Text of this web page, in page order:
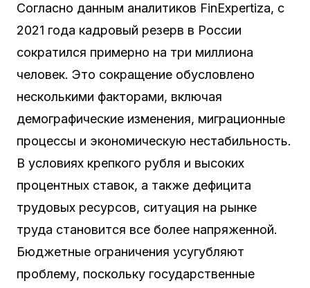
Согласно данным аналитиков FinExpertiza, с
2021 года кадровый резерв в России
сократился примерно на три миллиона
человек. Это сокращение обусловлено
несколькими факторами, включая
демографические изменения, миграционные
процессы и экономическую нестабильность.
В условиях крепкого рубля и высоких
процентных ставок, а также дефицита
трудовых ресурсов, ситуация на рынке
труда становится все более напряженной.
Бюджетные ограничения усугубляют
проблему, поскольку государственные